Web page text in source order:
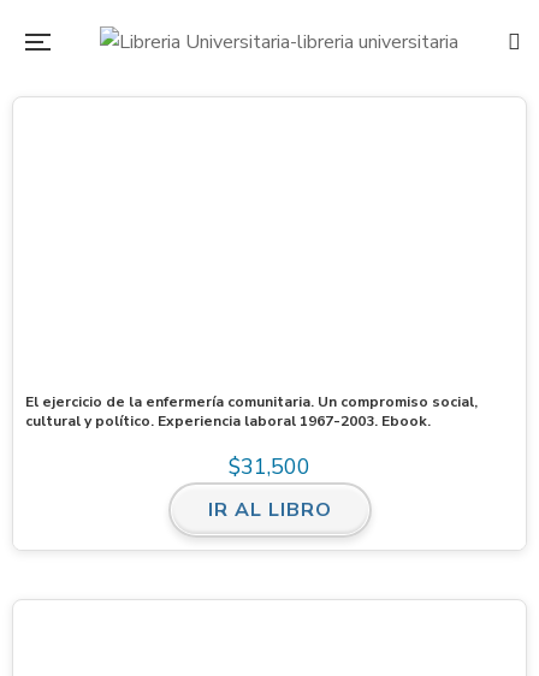
El ejercicio de la enfermería comunitaria. Un compromiso social,
cultural y político. Experiencia laboral 1967-2003. Ebook.
$31,500
IR AL LIBRO